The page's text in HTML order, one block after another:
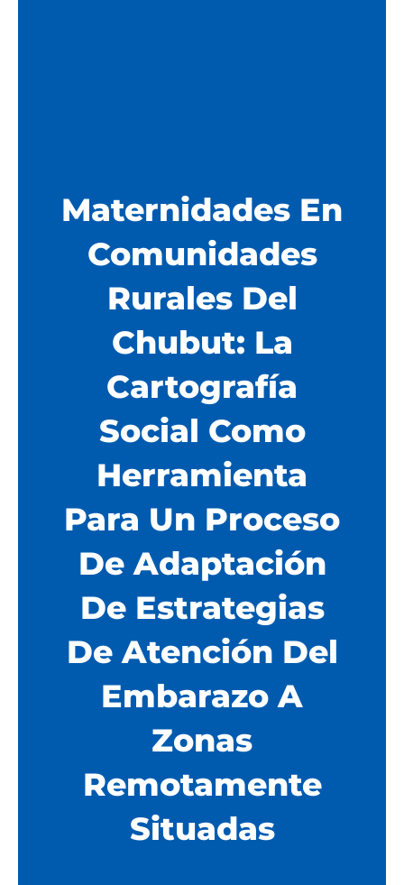
Maternidades En
Comunidades
Rurales Del
Chubut: La
Cartografía
Social Como
Herramienta
Para Un Proceso
De Adaptación
De Estrategias
De Atención Del
Embarazo A
Zonas
Remotamente
Situadas